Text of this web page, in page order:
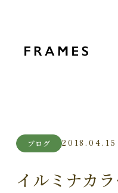
ブログ 2018.04.15
イルミナカ